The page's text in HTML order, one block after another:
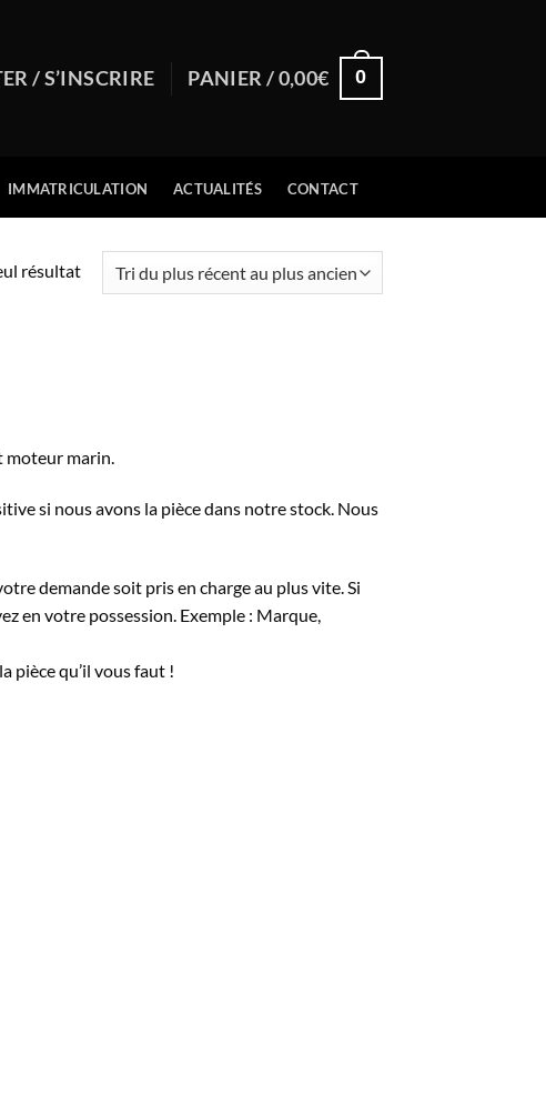
/ S’INSCRIRE PANIER /0,00€ 0
IMMATRICULATION ACTUALITÉS CONTACT
résultat
moteur marin.
si nous avons la pièce dans notre stock. Nous
demande soit pris en charge au plus vite. Si
en votre possession. Exemple : Marque,
pièce qu’il vous faut !